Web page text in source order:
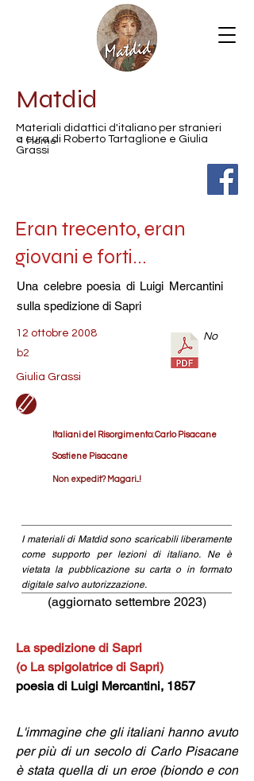
Matdid
Materiali didattici d'italiano per stranieri
a cura di Roberto Tartaglione e Giulia
Grassi
< Home
Eran trecento, eran
giovani e forti...
Una celebre poesia di Luigi Mercantini
sulla spedizione di Sapri
12 ottobre 2008
b2
Giulia Grassi
No
Italiani del Risorgimento: Carlo Pisacane
Sostiene Pisacane
Non expedit? Magari...!
I materiali di Matdid sono scaricabili liberamente
come supporto per lezioni di italiano. Ne è
vietata la pubblicazione su carta o in formato
digitale salvo autorizzazione.
(aggiornato settembre 2023)
La spedizione di Sapri
(o La spigolatrice di Sapri)
poesia di Luigi Mercantini, 1857
L'immagine che gli italiani hanno avuto
per più di un secolo di Carlo Pisacane
è stata quella di un eroe (biondo e con